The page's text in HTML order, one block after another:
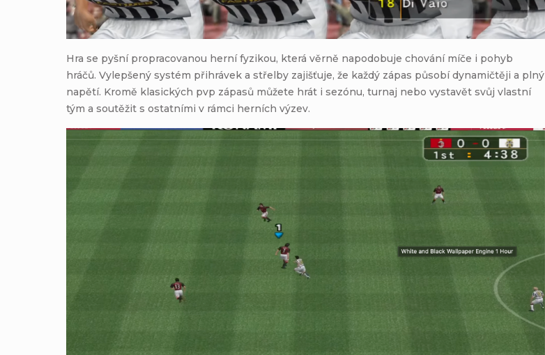
Hra se pyšní propracovanou herní fyzikou, která věrně napodobuje chování míče i pohyb
hráčů. Vylepšený systém přihrávek a střelby zajišťuje, že každý zápas působí dynamičtěji a plný
napětí. Kromě klasických pvp zápasů můžete hrát i sezónu, turnaj nebo vystavět svůj vlastní
tým a soutěžit s ostatními v rámci herních výzev.